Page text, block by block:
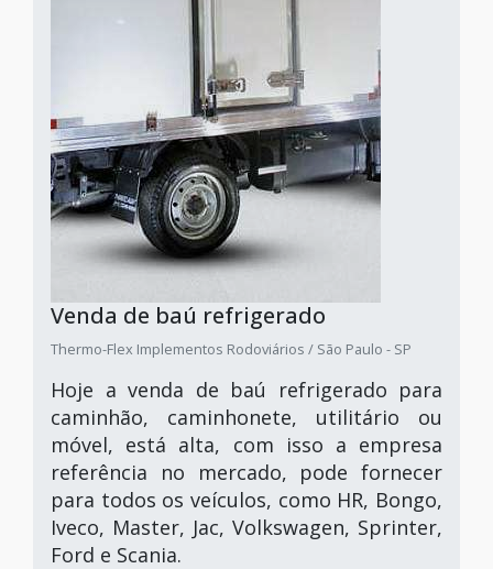
Venda de baú refrigerado
Thermo-Flex Implementos Rodoviários / São Paulo - SP
Hoje a venda de baú refrigerado para
caminhão, caminhonete, utilitário ou
móvel, está alta, com isso a empresa
referência no mercado, pode fornecer
para todos os veículos, como HR, Bongo,
Iveco, Master, Jac, Volkswagen, Sprinter,
Ford e Scania.